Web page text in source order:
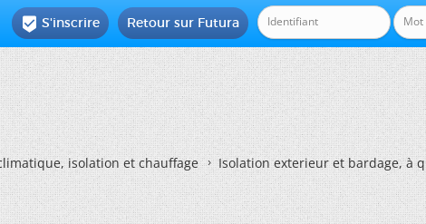
Retour sur Futura
 S'inscrire
isolation et chauffage Isolation exterieur et bardage, à